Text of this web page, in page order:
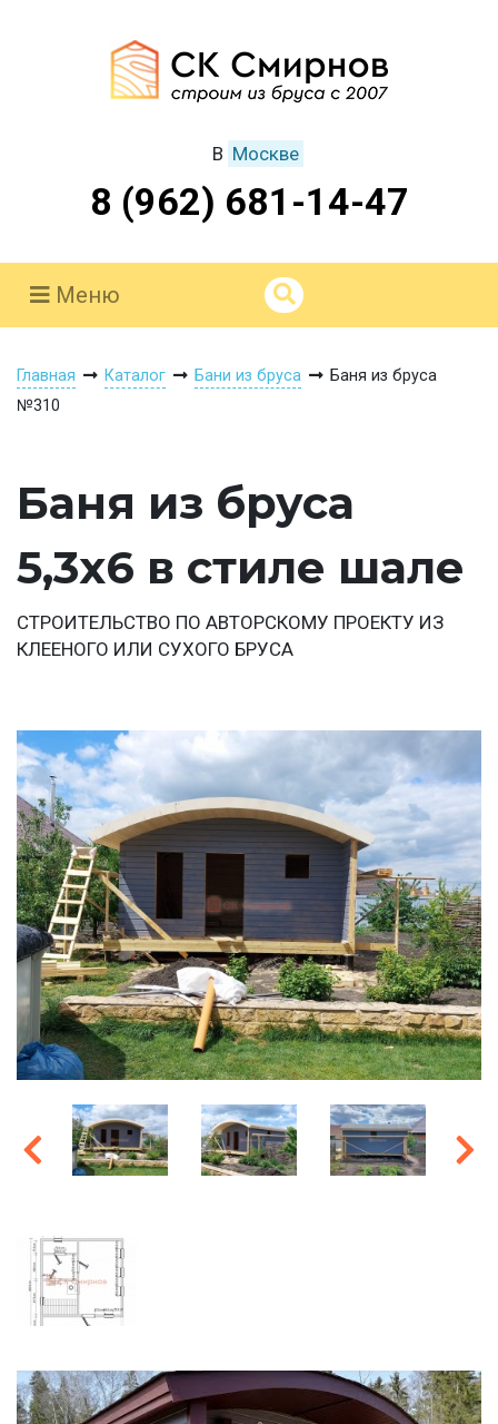
В Москве
8 (962) 681-14-47
Меню
Главная Каталог Бани из бруса
Баня из бруса
№310
Баня из бруса
5,3х6 в стиле шале
СТРОИТЕЛЬСТВО ПО АВТОРСКОМУ ПРОЕКТУ ИЗ
КЛЕЕНОГО ИЛИ СУХОГО БРУСА